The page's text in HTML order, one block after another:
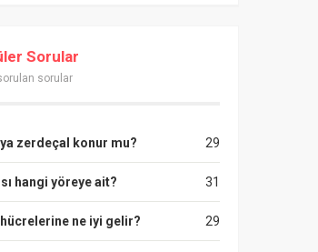
Sorular
sorular
29
zerdeçal konur mu?
31
hangi yöreye ait?
29
ne iyi gelir?